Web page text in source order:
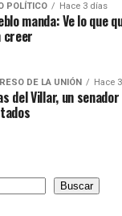
POLÍTICO Hace 3 días
manda: Ve lo que
creer
DE LA UNIÓN Hace
del Villar, un
Buscar